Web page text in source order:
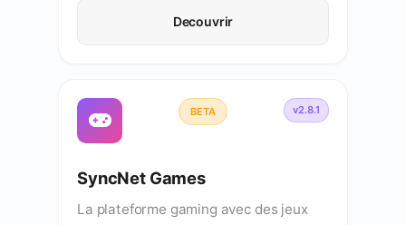
Decouvrir
BETA v2.8.1
SyncNet Games
La plateforme gaming avec des jeux